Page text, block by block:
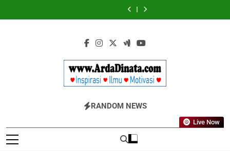
to
Kekinian
EFEKTA
English
for
Adults
Wajib
Diketahui
Kekinian
di
EFEKTA
English
for
Adults
BERDAYA
Inspirasi, Ilmu, Dan Motivasi
RANDOM NEWS
Live Now